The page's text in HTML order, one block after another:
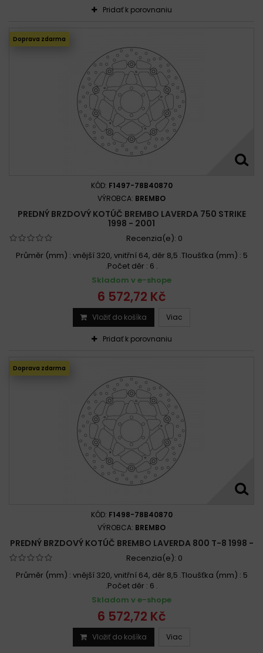
Pridať k porovnaniu
Doprava zdarma
KÓD: F1497-78B40870
VÝROBCA: BREMBO
PREDNÝ BRZDOVÝ KOTÚČ BREMBO LAVERDA 750 STRIKE
1998 - 2001
Recenzia(e): 0
Průměr (mm) : vnější 320, vnitřní 64, děr 8,5 .Tloušťka (mm) : 5
.Počet děr : 6 .
Skladom v e-shope
6 572,72 Kč
Vložiť do košíka Viac
Pridať k porovnaniu
Doprava zdarma
KÓD: F1498-78B40870
VÝROBCA: BREMBO
PREDNÝ BRZDOVÝ KOTÚČ BREMBO LAVERDA 800 T-8 1998 -
Recenzia(e): 0
Průměr (mm) : vnější 320, vnitřní 64, děr 8,5 .Tloušťka (mm) : 5
.Počet děr : 6 .
Skladom v e-shope
6 572,72 Kč
Vložiť do košíka Viac